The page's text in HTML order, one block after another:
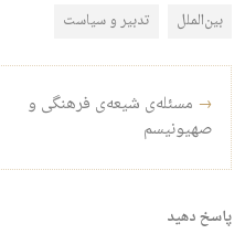
بین‌الملل تدبیر و سیاست
راه‌بری نوشته
→ مسئله‌ی شیعه‌ی فرهنگی و
صهیونیسم
پاسخ دهید